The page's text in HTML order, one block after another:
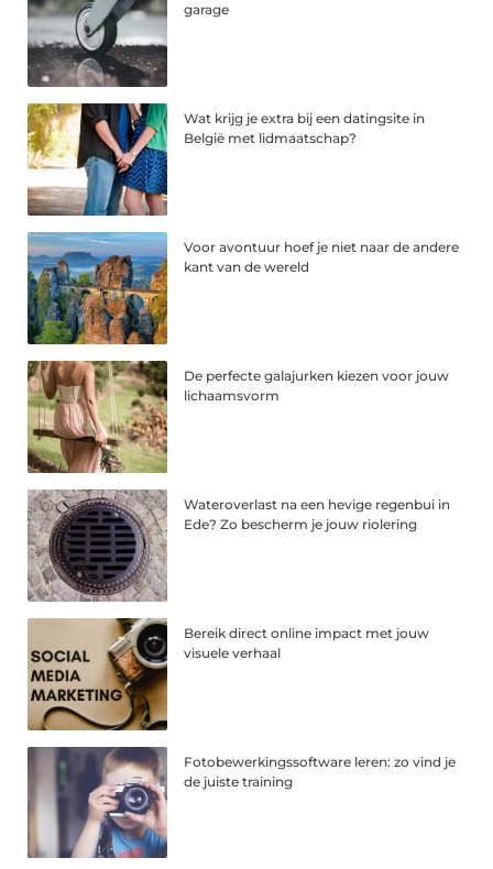
garage
Wat krijg je extra bij een datingsite in
België met lidmaatschap?
Voor avontuur hoef je niet naar de andere
kant van de wereld
De perfecte galajurken kiezen voor jouw
lichaamsvorm
Wateroverlast na een hevige regenbui in
Ede? Zo bescherm je jouw riolering
Bereik direct online impact met jouw
visuele verhaal
Fotobewerkingssoftware leren: zo vind je
de juiste training